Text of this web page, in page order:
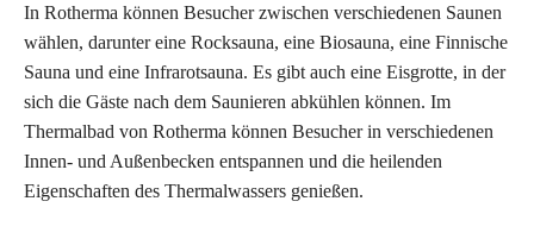
In Rotherma können Besucher zwischen verschiedenen Saunen
wählen, darunter eine Rocksauna, eine Biosauna, eine Finnische
Sauna und eine Infrarotsauna. Es gibt auch eine Eisgrotte, in der
sich die Gäste nach dem Saunieren abkühlen können. Im
Thermalbad von Rotherma können Besucher in verschiedenen
Innen- und Außenbecken entspannen und die heilenden
Eigenschaften des Thermalwassers genießen.